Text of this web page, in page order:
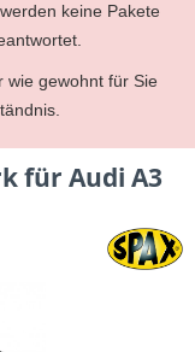
keine Pakete
wie gewohnt für Sie
für Audi A3